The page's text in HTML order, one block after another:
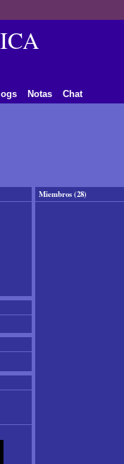
Notas Chat
Miembros (28)